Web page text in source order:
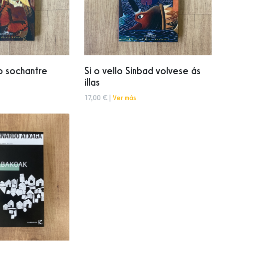
sochantre
Si o vello Sinbad volvese ás
illas
17,00 € | Ver más